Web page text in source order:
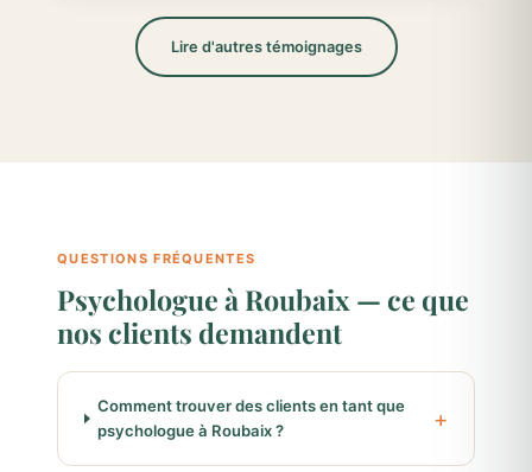
Lire d'autres témoignages
QUESTIONS FRÉQUENTES
Psychologue à Roubaix — ce que
nos clients demandent
Comment trouver des clients en tant que
psychologue à Roubaix ?